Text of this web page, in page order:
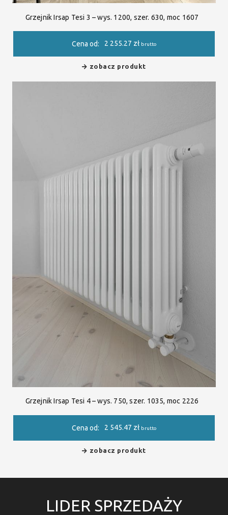
Grzejnik Irsap Tesi 3 – wys. 1200, szer. 630, moc 1607
Cena od: 2 255.27 zł brutto
zobacz produkt
Grzejnik Irsap Tesi 4 – wys. 750, szer. 1035, moc 2226
Cena od: 2 545.47 zł brutto
zobacz produkt
LIDER SPRZEDAŻY